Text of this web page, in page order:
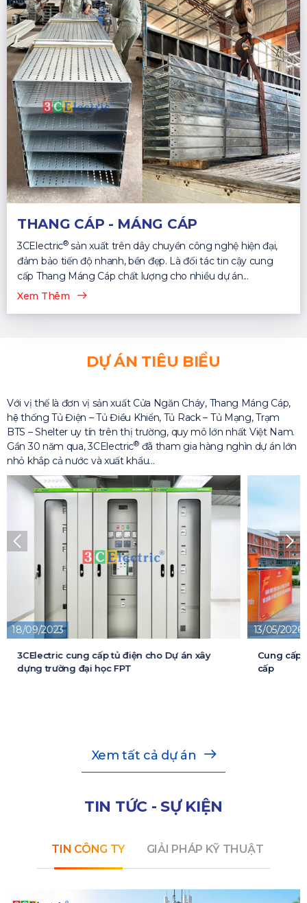
THANG CÁP - MÁNG CÁP
3CElectric®sản xuất trên dây chuyền công nghệ hiện đại,
đảm bảo tiến độ nhanh, bền đẹp. Là đối tác tin cậy cung
cấp Thang Máng Cáp chất lượng cho nhiều dự án...
Xem Thêm
DỰ ÁN TIÊU BIỂU
Với vị thế là đơn vị sản xuất Cửa Ngăn Cháy, Thang Máng Cáp,
hệ thống Tủ Điện – Tủ Điều Khiển, Tủ Rack – Tủ Mạng, Trạm
BTS – Shelter uy tín trên thị trường, quy mô lớn nhất Việt Nam.
Gần 30 năm qua, 3CElectric®đã tham gia hàng nghìn dự án lớn
nhỏ khắp cả nước và xuất khẩu…
xây
13/05/2026
Cung cấp tủ điện cho Dự Án Trường Học liên
cấp
Xem tất cả dự án
TIN TỨC - SỰ KIỆN
TIN CÔNG TY GIẢI PHÁP KỸ THUẬT